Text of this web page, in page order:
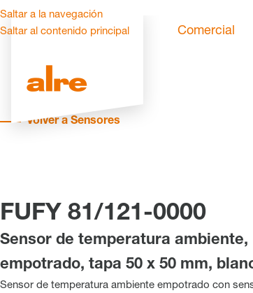
Saltar a la navegación
Saltar al contenido principal
Comercial
Volver a Sensores
FUFY 81/121-0000
Sensor de temperatura ambiente,
empotrado, tapa 50 x 50 mm,
Sensor de temperatura ambiente empotrado con